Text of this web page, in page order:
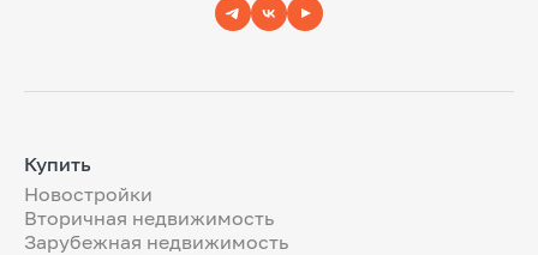
Купить
Новостройки
Вторичная недвижимость
Зарубежная недвижимость